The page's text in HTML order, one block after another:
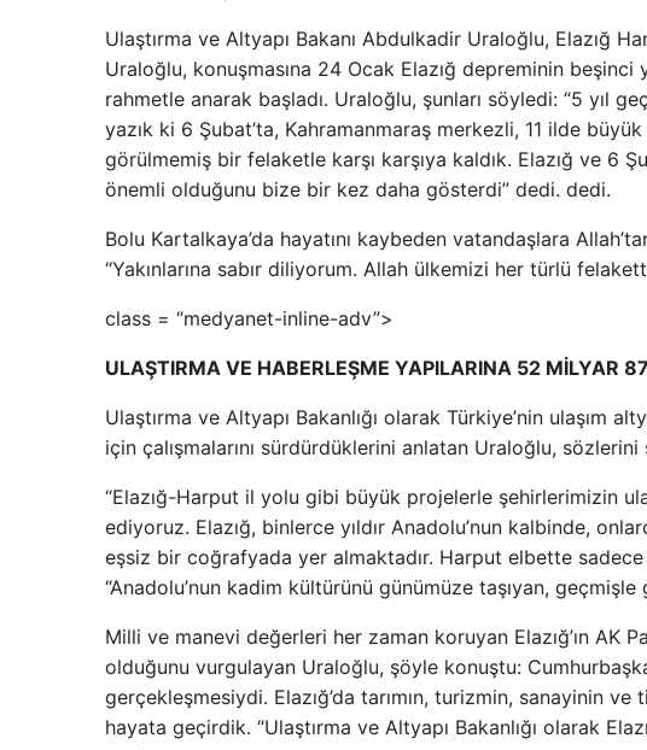
Ulaştırma ve Altyapı Bakanı Abdulkadir Uraloğlu, Elazığ
Uraloğlu, konuşmasına 24 Ocak Elazığ depreminin beşinci
rahmetle anarak başladı. Uraloğlu, şunları söyledi: “5 yıl
yazık ki 6 Şubat’ta, Kahramanmaraş merkezli, 11 ilde
görülmemiş bir felaketle karşı karşıya kaldık. Elazığ ve 6
önemli olduğunu bize bir kez daha gösterdi” dedi. dedi.
Bolu Kartalkaya’da hayatını kaybeden vatandaşlara
“Yakınlarına sabır diliyorum. Allah ülkemizi her türlü
class = “medyanet-inline-adv”>
ULAŞTIRMA VE HABERLEŞME YAPILARINA 52 MİLYAR
Ulaştırma ve Altyapı Bakanlığı olarak Türkiye’nin ulaşım
için çalışmalarını sürdürdüklerini anlatan Uraloğlu,
“Elazığ-Harput il yolu gibi büyük projelerle şehirlerimizin
ediyoruz. Elazığ, binlerce yıldır Anadolu’nun kalbinde,
eşsiz bir coğrafyada yer almaktadır. Harput elbette
“Anadolu’nun kadim kültürünü günümüze taşıyan,
Milli ve manevi değerleri her zaman koruyan Elazığ’ın
olduğunu vurgulayan Uraloğlu, şöyle konuştu:
gerçekleşmesiydi. Elazığ’da tarımın, turizmin, sanayinin
hayata geçirdik. “Ulaştırma ve Altyapı Bakanlığı olarak